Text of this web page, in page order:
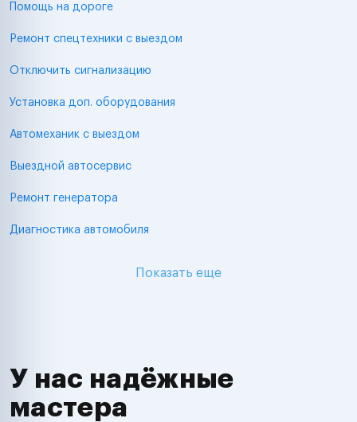
Помощь на дороге
Ремонт спецтехники с выездом
Отключить сигнализацию
Установка доп. оборудования
Автомеханик с выездом
Выездной автосервис
Ремонт генератора
Диагностика автомобиля
Показать еще
У нас надёжные
мастера